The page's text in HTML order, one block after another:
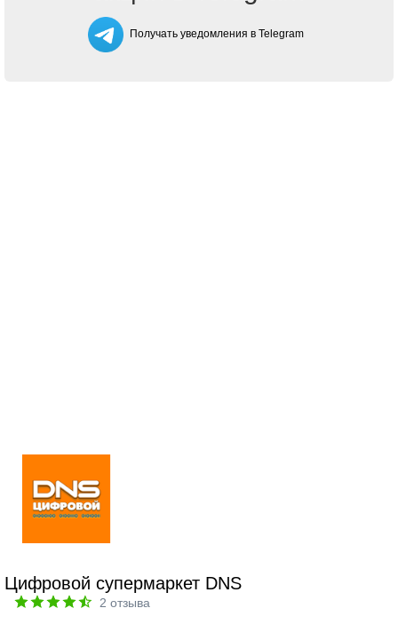
Получать уведомления в Telegram
Цифровой супермаркет DNS
2 отзыва